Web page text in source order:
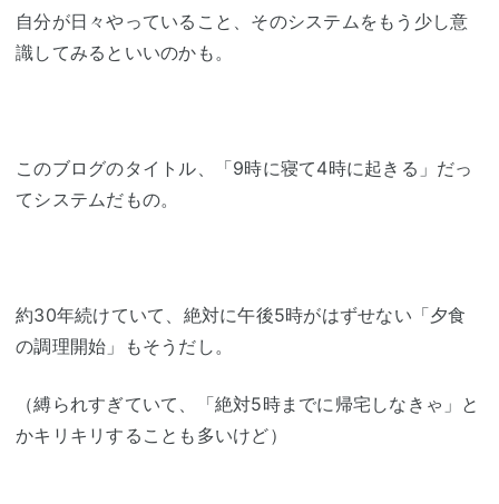
自分が日々やっていること、そのシステムをもう少し意
識してみるといいのかも。
このブログのタイトル、「9時に寝て4時に起きる」だっ
てシステムだもの。
約30年続けていて、絶対に午後5時がはずせない「夕食
の調理開始」もそうだし。
（縛られすぎていて、「絶対5時までに帰宅しなきゃ」と
かキリキリすることも多いけど）